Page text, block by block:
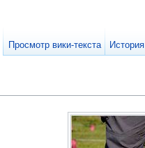
Просмотр вики-текста История